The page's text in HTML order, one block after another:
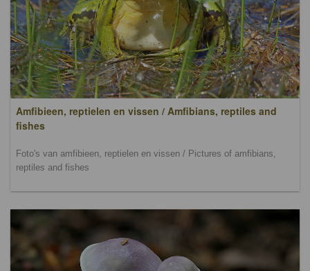
Amfibieen, reptielen en vissen / Amfibians, reptiles and
fishes
Foto's van amfibieen, reptielen en vissen / Pictures of amfibians,
reptiles and fishes